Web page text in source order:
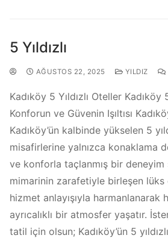
5 Yıldızlı
AĞUSTOS 22, 2025 YILDIZ
Kadıköy 5 Yıldızlı Oteller Kadıköy
Konforun ve Güvenin Işıltısı
Kadıköy’ün kalbinde yükselen 5
misafirlerine yalnızca konaklama
ve konforla taçlanmış bir deneyim
mimarinin zarafetiyle birleşen
hizmet anlayışıyla harmanlanarak
ayrıcalıklı bir atmosfer yaşatır.
tatil için olsun; Kadıköy’ün 5